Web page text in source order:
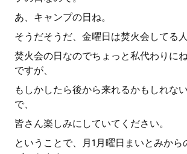
あ、キャンプの日ね。
そうだそうだ、金曜日は焚火会してる人
焚火会の日なのでちょっと私代わりに
ですが、
もしかしたら後から来れるかもしれな
で、
皆さん楽しみにしていてください。
ということで、月1月曜日まいとみから